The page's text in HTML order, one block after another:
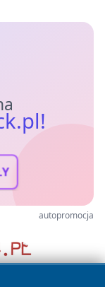
autopromocja